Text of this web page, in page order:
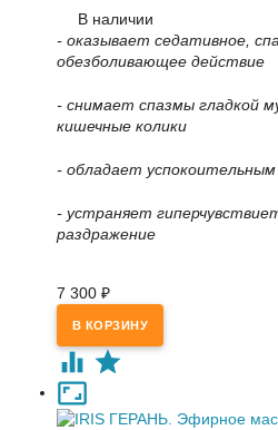
В наличии
- оказывает седативное,
обезболивающее действие
- снимает спазмы гладкой
кишечные колики
- обладает
- устраняет
раздражение
7 300 ₽